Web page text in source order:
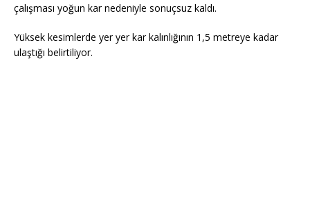
çalışması yoğun kar nedeniyle sonuçsuz kaldı.
Yüksek kesimlerde yer yer kar kalınlığının 1,5 metreye kadar
ulaştığı belirtiliyor.